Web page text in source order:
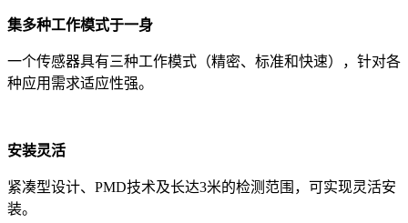
集多种工作模式于一身
一个传感器具有三种工作模式（精密、标准和快速），针对各
种应用需求适应性强。
安装灵活
紧凑型设计、PMD技术及长达3米的检测范围，可实现灵活安
装。